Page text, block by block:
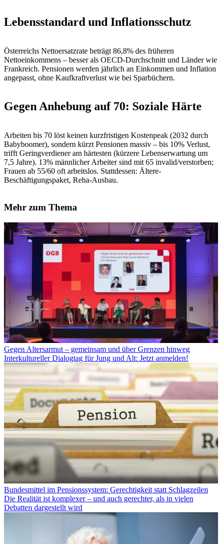
Lebensstandard und Inflationsschutz
Österreichs Nettoersatzrate beträgt 86,8% des früheren
Nettoeinkommens – besser als OECD-Durchschnitt und Länder wie
Frankreich. Pensionen werden jährlich an Einkommen und Inflation
angepasst, ohne Kaufkraftverlust wie bei Sparbüchern.
Gegen Anhebung auf 70: Soziale Härte
Arbeiten bis 70 löst keinen kurzfristigen Kostenpeak (2032 durch
Babyboomer), sondern kürzt Pensionen massiv – bis 10% Verlust,
trifft Geringverdiener am härtesten (kürzere Lebenserwartung um
7,5 Jahre). 13% männlicher Arbeiter sind mit 65 invalid/verstorben;
Frauen ab 55/60 oft arbeitslos. Stattdessen: Ältere-
Beschäftigungspaket, Reha-Ausbau.
Mehr zum Thema
Gegen Altersarmut – gemeinsam und über Grenzen hinweg
Interkultureller Dialogtag für Jung und Alt: Jetzt anmelden!
Bundesmittel im Pensionssystem: Gerechtigkeit statt Schlagzeilen
Die Realität ist komplexer – und auch gerechter, als in vielen
Debatten dargestellt wird